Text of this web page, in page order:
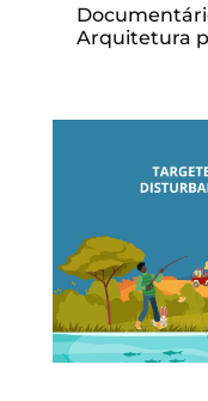
Arquitetura